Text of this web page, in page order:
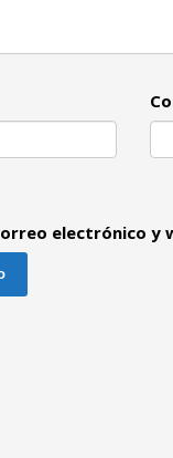
electrónico y